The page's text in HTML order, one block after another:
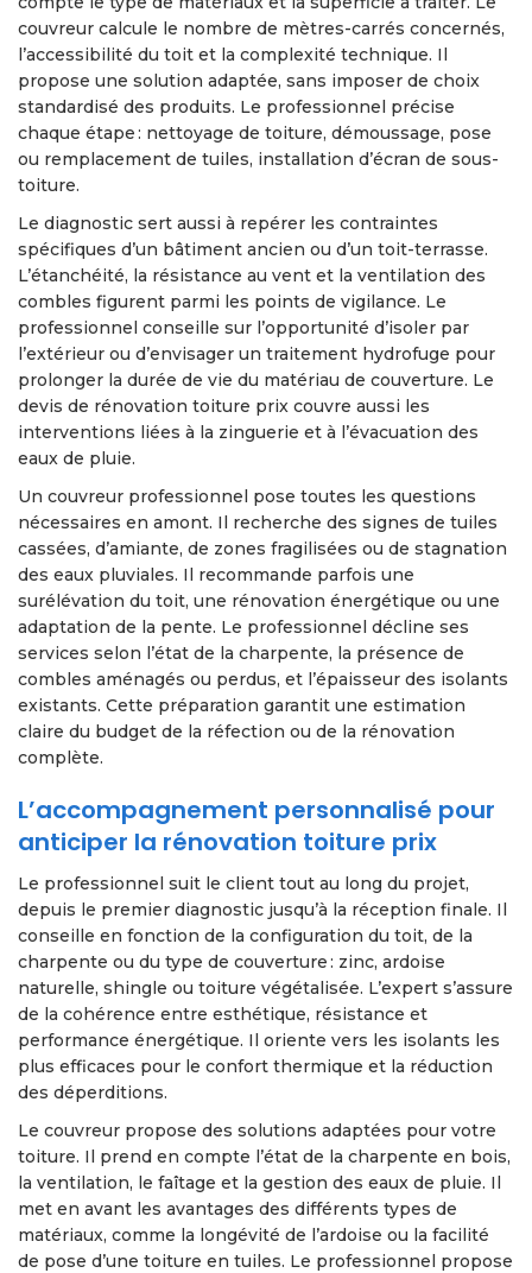
couvreur calcule le nombre de mètres-carrés concernés,
l’accessibilité du toit et la complexité technique. Il
propose une solution adaptée, sans imposer de choix
standardisé des produits. Le professionnel précise
chaque étape : nettoyage de toiture, démoussage, pose
ou remplacement de tuiles, installation d’écran de sous-
toiture.
Le diagnostic sert aussi à repérer les contraintes
spécifiques d’un bâtiment ancien ou d’un toit-terrasse.
L’étanchéité, la résistance au vent et la ventilation des
combles figurent parmi les points de vigilance. Le
professionnel conseille sur l’opportunité d’isoler par
l’extérieur ou d’envisager un traitement hydrofuge pour
prolonger la durée de vie du matériau de couverture. Le
devis de rénovation toiture prix couvre aussi les
interventions liées à la zinguerie et à l’évacuation des
eaux de pluie.
Un couvreur professionnel pose toutes les questions
nécessaires en amont. Il recherche des signes de tuiles
cassées, d’amiante, de zones fragilisées ou de stagnation
des eaux pluviales. Il recommande parfois une
surélévation du toit, une rénovation énergétique ou une
adaptation de la pente. Le professionnel décline ses
services selon l’état de la charpente, la présence de
combles aménagés ou perdus, et l’épaisseur des isolants
existants. Cette préparation garantit une estimation
claire du budget de la réfection ou de la rénovation
complète.
L’accompagnement personnalisé pour
anticiper la rénovation toiture prix
Le professionnel suit le client tout au long du projet,
depuis le premier diagnostic jusqu’à la réception finale. Il
conseille en fonction de la configuration du toit, de la
charpente ou du type de couverture : zinc, ardoise
naturelle, shingle ou toiture végétalisée. L’expert s’assure
de la cohérence entre esthétique, résistance et
performance énergétique. Il oriente vers les isolants les
plus efficaces pour le confort thermique et la réduction
des déperditions.
Le couvreur propose des solutions adaptées pour votre
toiture. Il prend en compte l’état de la charpente en bois,
la ventilation, le faîtage et la gestion des eaux de pluie. Il
met en avant les avantages des différents types de
matériaux, comme la longévité de l’ardoise ou la facilité
de pose d’une toiture en tuiles. Le professionnel propose